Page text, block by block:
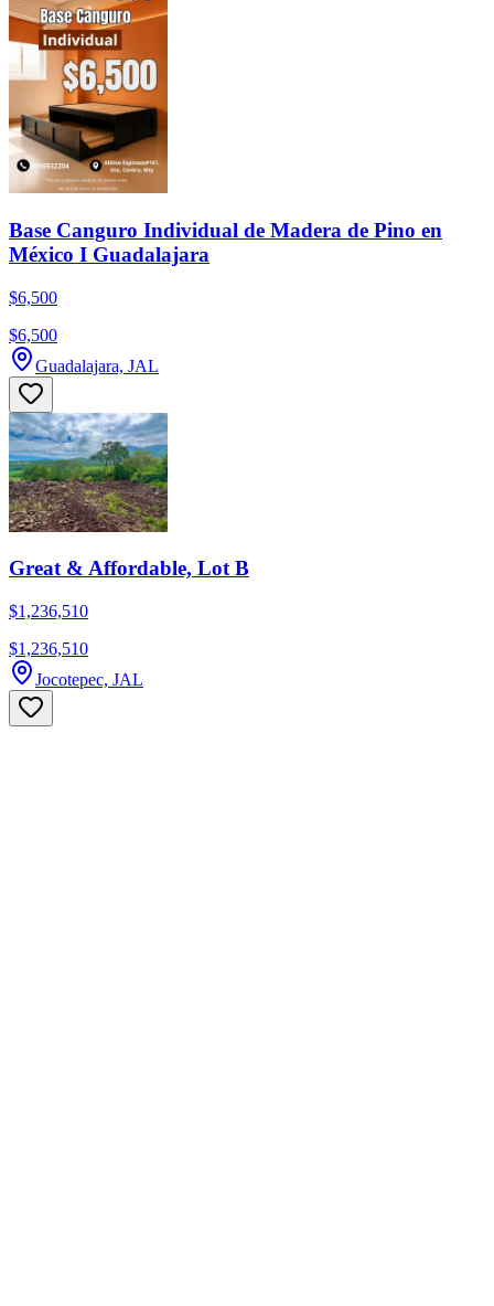
Base Canguro Individual de Madera de Pino en
México I Guadalajara
$6,500
$6,500
Guadalajara, JAL
Great & Affordable, Lot B
$1,236,510
$1,236,510
Jocotepec, JAL